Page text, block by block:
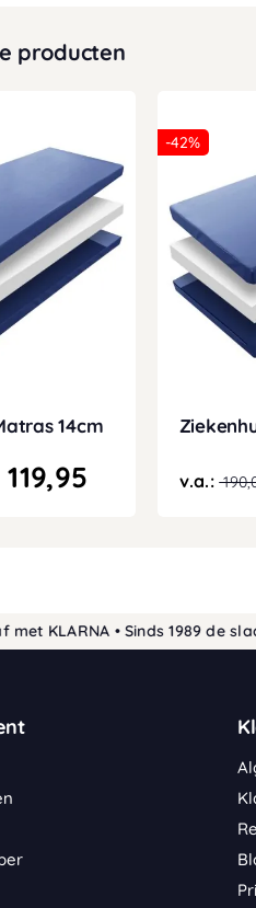
producten
14cm
119,95
-42%
v.a.:
• Sinds 1989 de